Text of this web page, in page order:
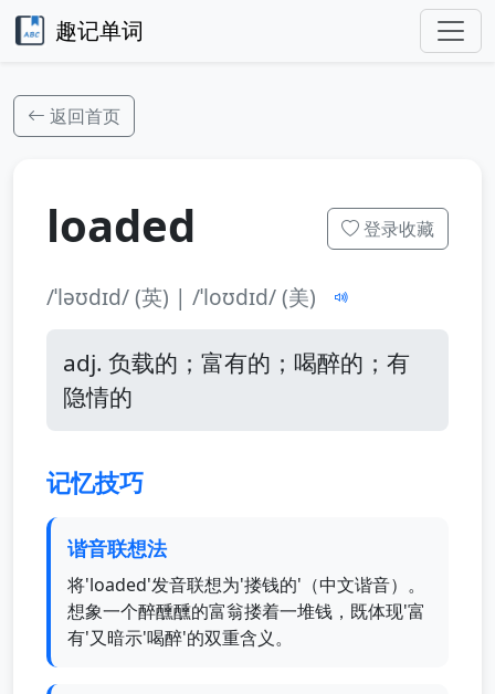
趣记单词
返回首页
loaded 登录收藏
/ˈləʊdɪd/ (英) | /ˈloʊdɪd/ (美)
adj. 负载的；富有的；喝醉的；有
隐情的
记忆技巧
谐音联想法
将'loaded'发音联想为'搂钱的'（中文谐音）。
想象一个醉醺醺的富翁搂着一堆钱，既体现'富
有'又暗示'喝醉'的双重含义。